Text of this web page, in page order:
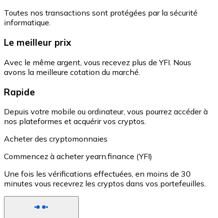
Toutes nos transactions sont protégées par la sécurité
informatique.
Le meilleur prix
Avec le même argent, vous recevez plus de YFI. Nous
avons la meilleure cotation du marché.
Rapide
Depuis votre mobile ou ordinateur, vous pourrez accéder à
nos plateformes et acquérir vos cryptos.
Acheter des cryptomonnaies
Commencez à acheter yearn.finance (YFI)
Une fois les vérifications effectuées, en moins de 30
minutes vous recevrez les cryptos dans vos portefeuilles.